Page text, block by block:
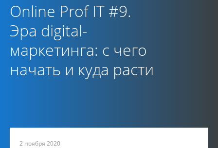
Online Prof IT #9.
Эра digital-
маркетинга: с чего
начать и куда расти
2 ноября 2020